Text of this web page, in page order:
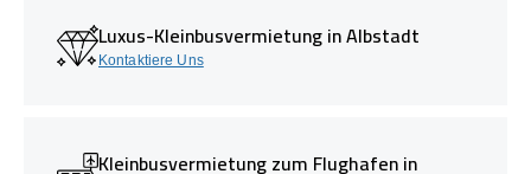
Luxus-Kleinbusvermietung in Albstadt
Kontaktiere Uns
Kleinbusvermietung zum Flughafen in